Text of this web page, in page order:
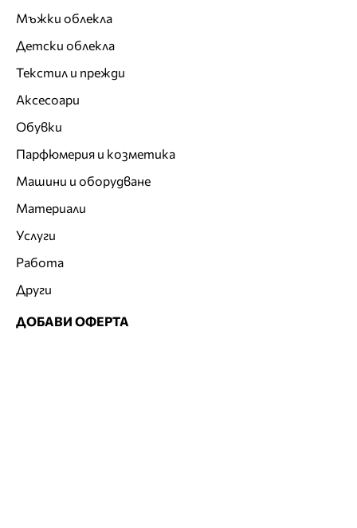
Мъжки облекла
Детски облекла
Текстил и прежди
Аксесоари
Обувки
Парфюмерия и козметика
Машини и оборудване
Материали
Услуги
Работа
Други
ДОБАВИ ОФЕРТА